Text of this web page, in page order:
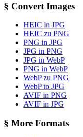
§ Convert Images
HEIC in JPG
HEIC zu PNG
PNG in JPG
JPG in PNG
JPG in WebP
PNG in WebP
WebP zu PNG
WebP to JPG
AVIF in PNG
AVIF in JPG
§ More Formats